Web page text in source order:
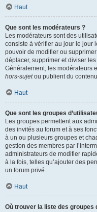
Haut
Que sont les modérateurs ?
Les modérateurs sont des
consiste à vérifier au jour le jour
pouvoir de modifier ou
déplacer, supprimer et diviser
Généralement, les modérateurs
hors-sujetou publient du
Haut
Que sont les groupes
Les groupes permettent aux
des invités au forum et à ses
à un ou plusieurs groupes et
gestion des membres par
administrateurs de modifier
à la fois, telles qu’ajouter des
un forum privé.
Haut
Où trouver la liste des groupes